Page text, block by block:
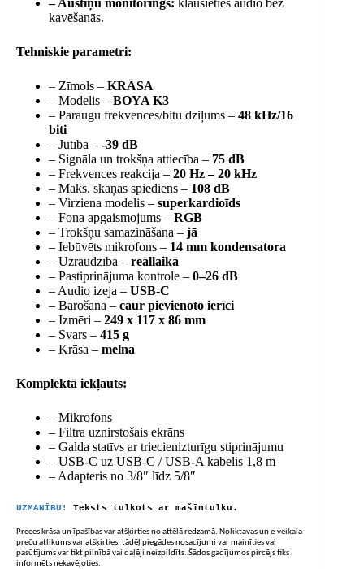
– Austiņu monitorings: klausieties audio bez
kavēšanās.
Tehniskie parametri:
– Zīmols – KRĀSA
– Modelis – BOYA K3
– Paraugu frekvences/bitu dziļums – 48 kHz/16
biti
– Jutība – -39 dB
– Signāla un trokšņa attiecība – 75 dB
– Frekvences reakcija – 20 Hz – 20 kHz
– Maks. skaņas spiediens – 108 dB
– Virziena modelis – superkardioīds
– Fona apgaismojums – RGB
– Trokšņu samazināšana – jā
– Iebūvēts mikrofons – 14 mm kondensatora
– Uzraudzība – reāllaikā
– Pastiprinājuma kontrole – 0–26 dB
– Audio izeja – USB-C
– Barošana – caur pievienoto ierīci
– Izmēri – 249 x 117 x 86 mm
– Svars – 415 g
– Krāsa – melna
Komplektā iekļauts:
– Mikrofons
– Filtra uznirstošais ekrāns
– Galda statīvs ar triecienizturīgu stiprinājumu
– USB-C uz USB-C / USB-A kabelis 1,8 m
– Adapteris no 3/8″ līdz 5/8″
UZMANĪBU! Teksts tulkots ar mašīntulku.
Preces krāsa un īpašības var atšķirties no attēlā redzamā. Noliktavas un e-veikala
preču atlikums var atšķirties, tādēļ piegādes nosacījumi var mainīties vai
pasūtījums var tikt pilnībā vai daļēji neizpildīts. Šādos gadījumos pircējs tiks
informēts nekavējoties.